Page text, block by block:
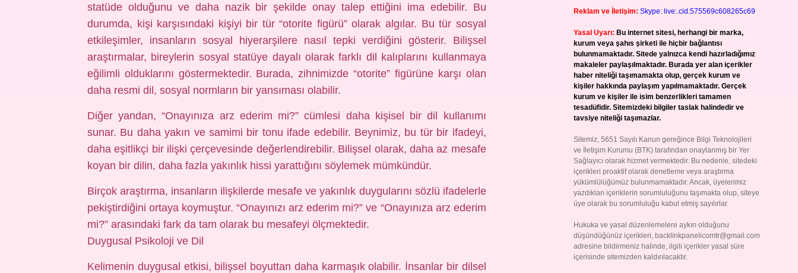
statüde olduğunu ve daha nazik bir şekilde onay talep ettiğini ima edebilir. Bu
durumda, kişi karşısındaki kişiyi bir tür “otorite figürü” olarak algılar. Bu tür sosyal
etkileşimler, insanların sosyal hiyerarşilere nasıl tepki verdiğini gösterir. Bilişsel
araştırmalar, bireylerin sosyal statüye dayalı olarak farklı dil kalıplarını kullanmaya
eğilimli olduklarını göstermektedir. Burada, zihnimizde “otorite” figürüne karşı olan
daha resmi dil, sosyal normların bir yansıması olabilir.
Diğer yandan, “Onayınıza arz ederim mi?” cümlesi daha kişisel bir dil kullanımı
sunar. Bu daha yakın ve samimi bir tonu ifade edebilir. Beynimiz, bu tür bir ifadeyi,
daha eşitlikçi bir ilişki çerçevesinde değerlendirebilir. Bilişsel olarak, daha az mesafe
koyan bir dilin, daha fazla yakınlık hissi yarattığını söylemek mümkündür.
Birçok araştırma, insanların ilişkilerde mesafe ve yakınlık duygularını sözlü ifadelerle
pekiştirdiğini ortaya koymuştur. “Onayınızı arz ederim mi?” ve “Onayınıza arz ederim
mi?” arasındaki fark da tam olarak bu mesafeyi ölçmektedir.
Duygusal Psikoloji ve Dil
Kelimenin duygusal etkisi, bilişsel boyuttan daha karmaşık olabilir. İnsanlar bir dilsel
Reklam ve İletişim: Skype: live:.cid.575569c608265c69
Yasal Uyarı: Bu internet sitesi, herhangi bir marka,
kurum veya şahıs şirketi ile hiçbir bağlantısı
bulunmamaktadır. Sitede yalnızca kendi hazırladığımız
makaleler paylaşılmaktadır. Burada yer alan içerikler
haber niteliği taşımamakta olup, gerçek kurum ve
kişiler hakkında paylaşım yapılmamaktadır. Gerçek
kurum ve kişiler ile isim benzerlikleri tamamen
tesadüfidir. Sitemizdeki bilgiler taslak halindedir ve
tavsiye niteliği taşımazlar.
Sitemiz, 5651 Sayılı Kanun gereğince Bilgi Teknolojileri
ve İletişim Kurumu (BTK) tarafından onaylanmış bir Yer
Sağlayıcı olarak hizmet vermektedir. Bu nedenle, sitedeki
içerikleri proaktif olarak denetleme veya araştırma
yükümlülüğümüz bulunmamaktadır. Ancak, üyelerimiz
yazdıkları içeriklerin sorumluluğunu taşımakta olup, siteye
üye olarak bu sorumluluğu kabul etmiş sayılırlar.
Hukuka ve yasal düzenlemelere aykırı olduğunu
düşündüğünüz içerikleri, backlinkpanelicomtr@gmail.com
adresine bildirmeniz halinde, ilgili içerikler yasal süre
içerisinde sitemizden kaldırılacaktır.